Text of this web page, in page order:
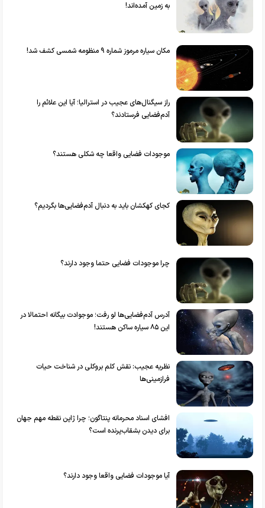
به زمین آمده‌اند!
مکان سیاره مرموز شماره ۹ منظومه شمسی کشف شد!
راز سیگنال‌های عجیب در استرالیا؛ آیا این علائم را
آدم‌فضایی فرستادند؟
موجودات فضایی واقعا چه شکلی هستند؟
کجای کهکشان باید به دنبال آدم‌فضایی‌ها بگردیم؟
چرا موجودات فضایی حتما وجود دارند؟
آدرس آدم‌فضایی‌ها لو رفت؛ موجوادت بیگانه احتمالا در
این ۸۵ سیاره ساکن هستند!
نظریه عجیب: نقش کلم بروکلی در شناخت حیات
فرازمینی‌ها
افشای اسناد محرمانه پنتاگون؛ چرا ژاپن نقطه مهم جهان
برای دیدن بشقاب‌پرنده است؟
آیا موجودات فضایی واقعا وجود دارند؟